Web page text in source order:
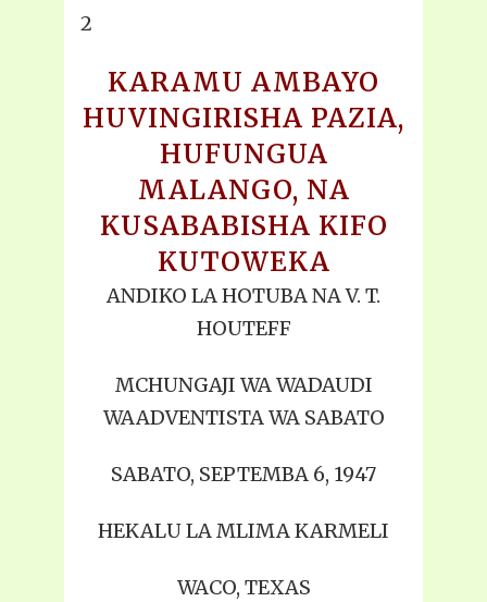
2
KARAMU AMBAYO
HUVINGIRISHA PAZIA,
HUFUNGUA
MALANGO, NA
KUSABABISHA KIFO
KUTOWEKA
ANDIKO LA HOTUBA NA V. T.
HOUTEFF
MCHUNGAJI WA WADAUDI
WAADVENTISTA WA SABATO
SABATO, SEPTEMBA 6, 1947
HEKALU LA MLIMA KARMELI
WACO, TEXAS